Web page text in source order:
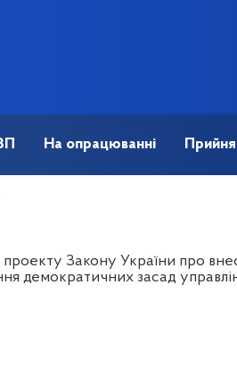
На опрацюванні
Закону України про
демократичних засад